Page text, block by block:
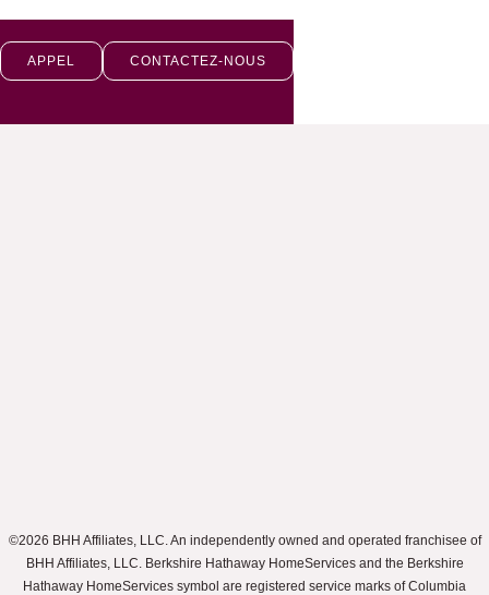
APPEL CONTACTEZ-NOUS
©2026 BHH Affiliates, LLC. An independently owned and operated franchisee of
BHH Affiliates, LLC. Berkshire Hathaway HomeServices and the Berkshire
Hathaway HomeServices symbol are registered service marks of Columbia